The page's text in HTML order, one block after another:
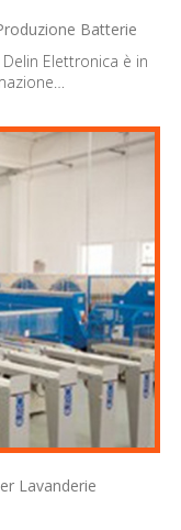
Batterie
Elettronica è in
Lavanderie